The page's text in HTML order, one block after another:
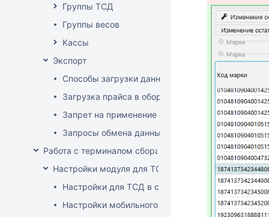
Группы ТСД
Группы весов
Кассы
Экспорт
Способы загрузки данных в оборудование
Загрузка прайса в оборудование
Запрет на применение скидок
Запросы обмена данными
Работа с терминалом сбора данных (ТСД)
Настройки модуля для ТСД
Настройки для ТСД в системе
Настройки мобильного приложения